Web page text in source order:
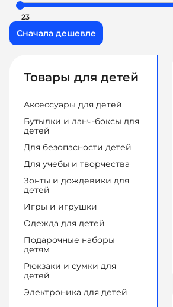
23
Товары для детей
Аксессуары для детей
Бутылки и ланч-боксы для
детей
Для безопасности детей
Для учебы и творчества
Зонты и дождевики для
детей
Игры и игрушки
Одежда для детей
Подарочные наборы
детям
Рюкзаки и сумки для
детей
Электроника для детей